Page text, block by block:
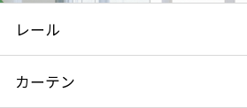
レール
カーテン